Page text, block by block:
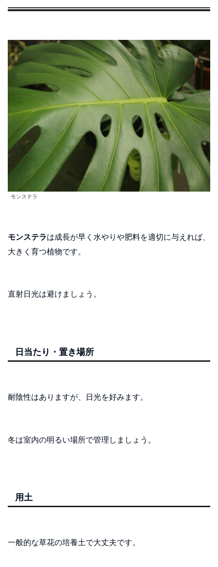
モンステラ
モンステラは成長が早く水やりや肥料を適切に与えれば、
大きく育つ植物です。
直射日光は避けましょう。
日当たり・置き場所
耐陰性はありますが、日光を好みます。
冬は室内の明るい場所で管理しましょう。
用土
一般的な草花の培養土で大丈夫です。